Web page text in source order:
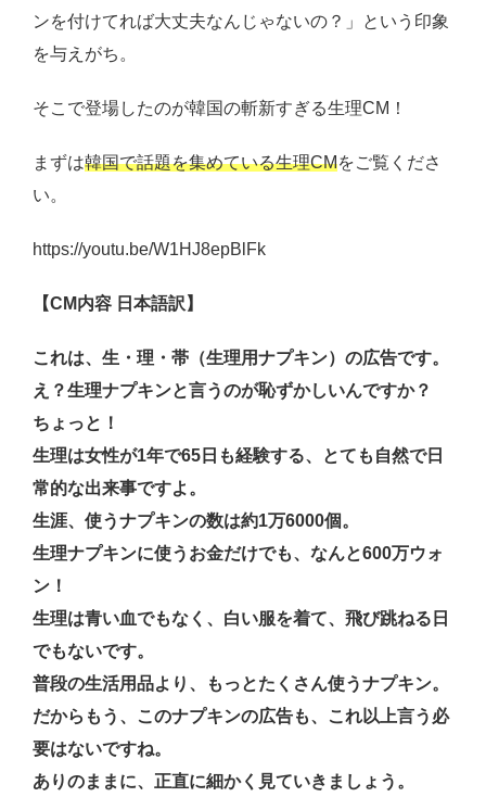
ンを付けてれば大丈夫なんじゃないの？」という印象
を与えがち。
そこで登場したのが韓国の斬新すぎる生理CM！
まずは韓国で話題を集めている生理CMをご覧くださ
い。
https://youtu.be/W1HJ8epBlFk
【CM内容 日本語訳】
これは、生・理・帯（生理用ナプキン）の広告です。
え？生理ナプキンと言うのが恥ずかしいんですか？
ちょっと！
生理は女性が1年で65日も経験する、とても自然で日
常的な出来事ですよ。
生涯、使うナプキンの数は約1万6000個。
生理ナプキンに使うお金だけでも、なんと600万ウォ
ン！
生理は青い血でもなく、白い服を着て、飛び跳ねる日
でもないです。
普段の生活用品より、もっとたくさん使うナプキン。
だからもう、このナプキンの広告も、これ以上言う必
要はないですね。
ありのままに、正直に細かく見ていきましょう。